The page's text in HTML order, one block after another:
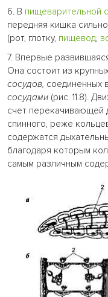
6. В пищеварительной
передняя кишка
(рот, глотку, пищевод,
7. Впервые
Она состоит из
сосудов, соединенных
сосудами (рис. 11.8).
счет перекачивающей
спинного, реже
содержатся
благодаря которым
самым различным